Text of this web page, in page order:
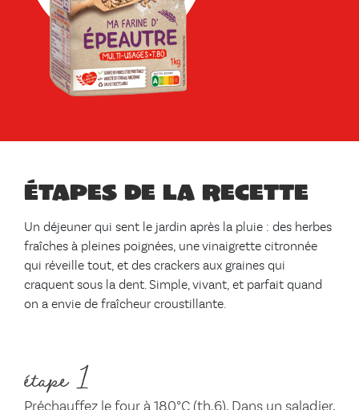
Étapes de la recette
Un déjeuner qui sent le jardin après la pluie : des herbes
fraîches à pleines poignées, une vinaigrette citronnée
qui réveille tout, et des crackers aux graines qui
craquent sous la dent. Simple, vivant, et parfait quand
on a envie de fraîcheur croustillante.
étape 1
Préchauffez le four à 180°C (th.6). Dans un saladier,